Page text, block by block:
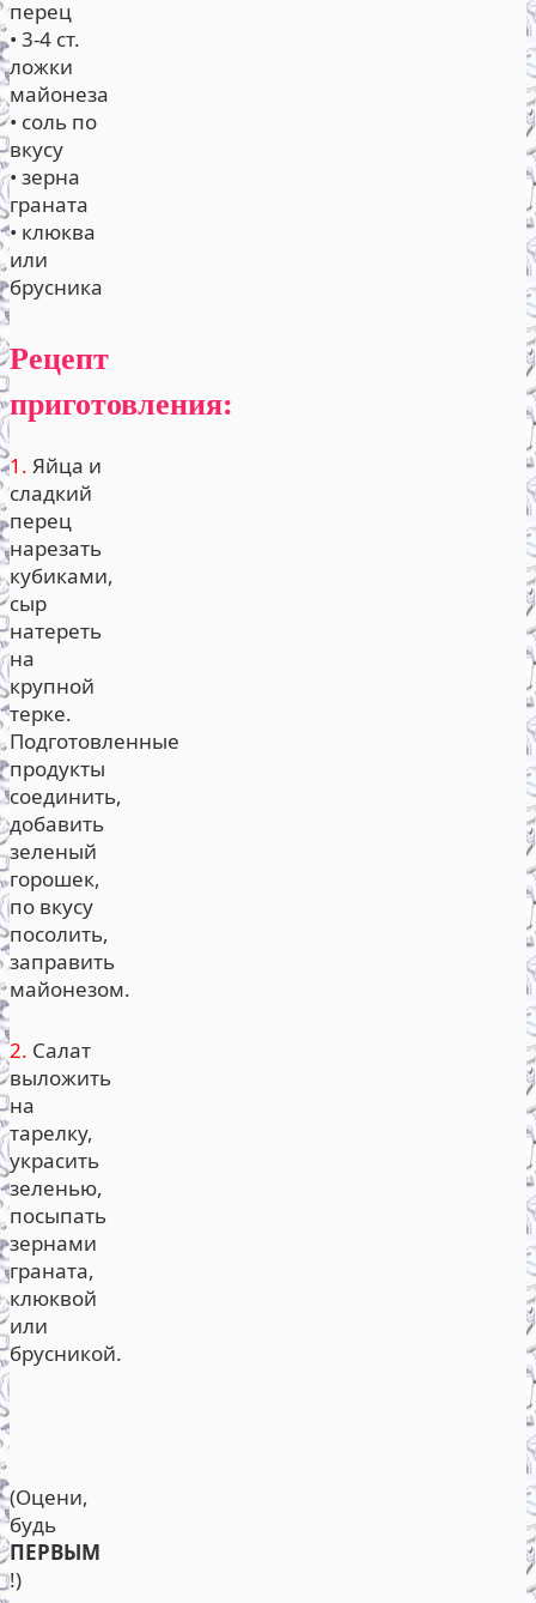
перец
• 3-4 ст.
ложки
майонеза
• соль по
вкусу
• зерна
граната
• клюква
или
брусника
Рецепт
приготовления:
1. Яйца и
сладкий
перец
нарезать
кубиками,
сыр
натереть
на
крупной
терке.
Подготовленные
продукты
соединить,
добавить
зеленый
горошек,
по вкусу
посолить,
заправить
майонезом.
2. Салат
выложить
на
тарелку,
украсить
зеленью,
посыпать
зернами
граната,
клюквой
или
брусникой.
(Оцени,
будь
ПЕРВЫМ
!)